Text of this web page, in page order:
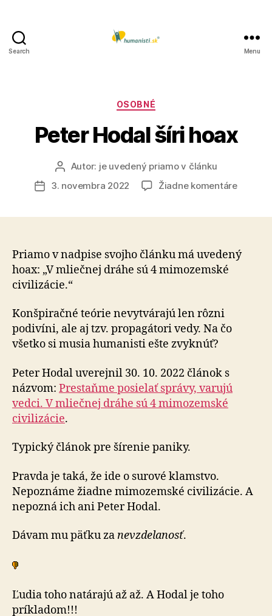
Search Menu
Kategórie
OSOBNÉ
Peter Hodal šíri hoax
AutorAutor: je uvedený priamo v článku
Dátum
3. novembra 2022 Žiadne komentárena
Priamo v nadpise svojho článku má uvedený
hoax: „V mliečnej dráhe sú 4 mimozemské
civilizácie.“
Konšpiračné teórie nevytvárajú len rôzni
podivíni, ale aj tzv. propagátori vedy. Na čo
všetko si musia humanisti ešte zvyknúť?
Peter Hodal uverejnil 30. 10. 2022 článok s
názvom: Prestaňme posielať správy, varujú
vedci. V mliečnej dráhe sú 4 mimozemské
civilizácie.
Typický článok pre šírenie paniky.
Pravda je taká, že ide o surové klamstvo.
Nepoznáme žiadne mimozemské civilizácie. A
nepozná ich ani Peter Hodal.
Dávam mu päťku zanevzdelanosť.
Ľudia toho natárajú až až. A Hodal je toho
príkladom!!!